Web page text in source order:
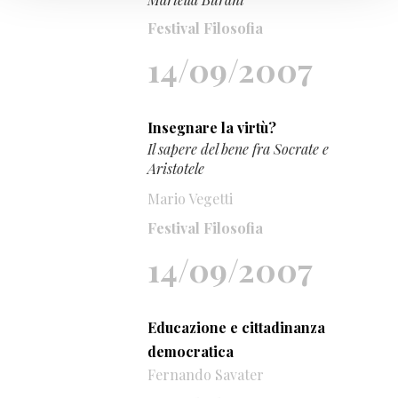
Festival Filosofia
14/09/2007
Insegnare la virtù?
Il sapere del bene fra Socrate e
Aristotele
Mario Vegetti
Festival Filosofia
14/09/2007
Educazione e cittadinanza
democratica
Fernando Savater